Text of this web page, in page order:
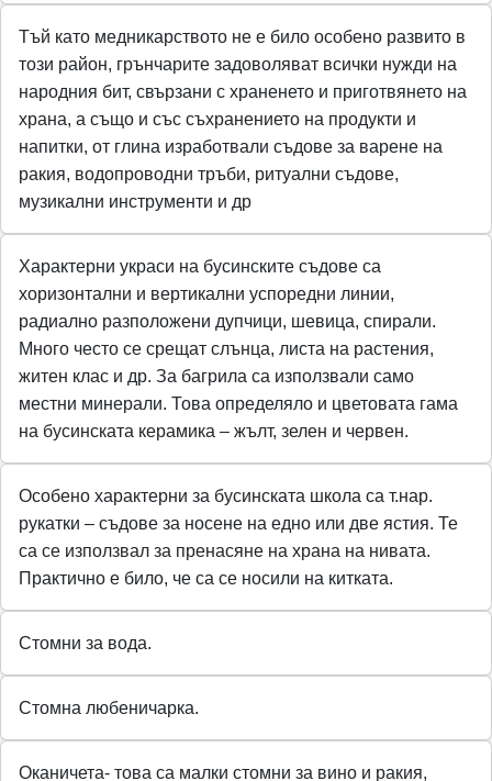
Тъй като медникарството не е било особено развито в
този район, грънчарите задоволяват всички нужди на
народния бит, свързани с храненето и приготвянето на
храна, а също и със съхранението на продукти и
напитки, от глина изработвали съдове за варене на
ракия, водопроводни тръби, ритуални съдове,
музикални инструменти и др
Характерни украси на бусинските съдове са
хоризонтални и вертикални успоредни линии,
радиално разположени дупчици, шевица, спирали.
Много често се срещат слънца, листа на растения,
житен клас и др. За багрила са използвали само
местни минерали. Това определяло и цветовата гама
на бусинската керамика – жълт, зелен и червен.
Особено характерни за бусинската школа са т.нар.
рукатки – съдове за носене на едно или две ястия. Те
са се използвал за пренасяне на храна на нивата.
Практично е било, че са се носили на китката.
Стомни за вода.
Стомна любеничарка.
Оканичета- това са малки стомни за вино и ракия,